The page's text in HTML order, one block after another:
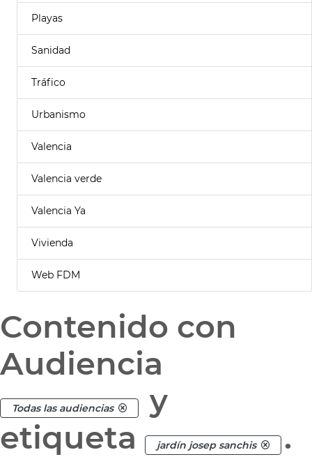
Playas
Sanidad
Tráfico
Urbanismo
Valencia
Valencia verde
Valencia Ya
Vivienda
Web FDM
Contenido con
Audiencia
Todas las audiencias
y
etiqueta
jardín josep sanchis .